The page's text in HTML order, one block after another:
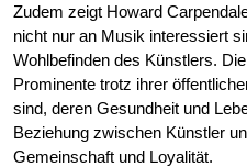
Zudem zeigt Howard
nicht nur an Musik interessiert
Wohlbefinden des Künstlers.
Prominente trotz ihrer
sind, deren Gesundheit und
Beziehung zwischen Künstler
Gemeinschaft und Loyalität.